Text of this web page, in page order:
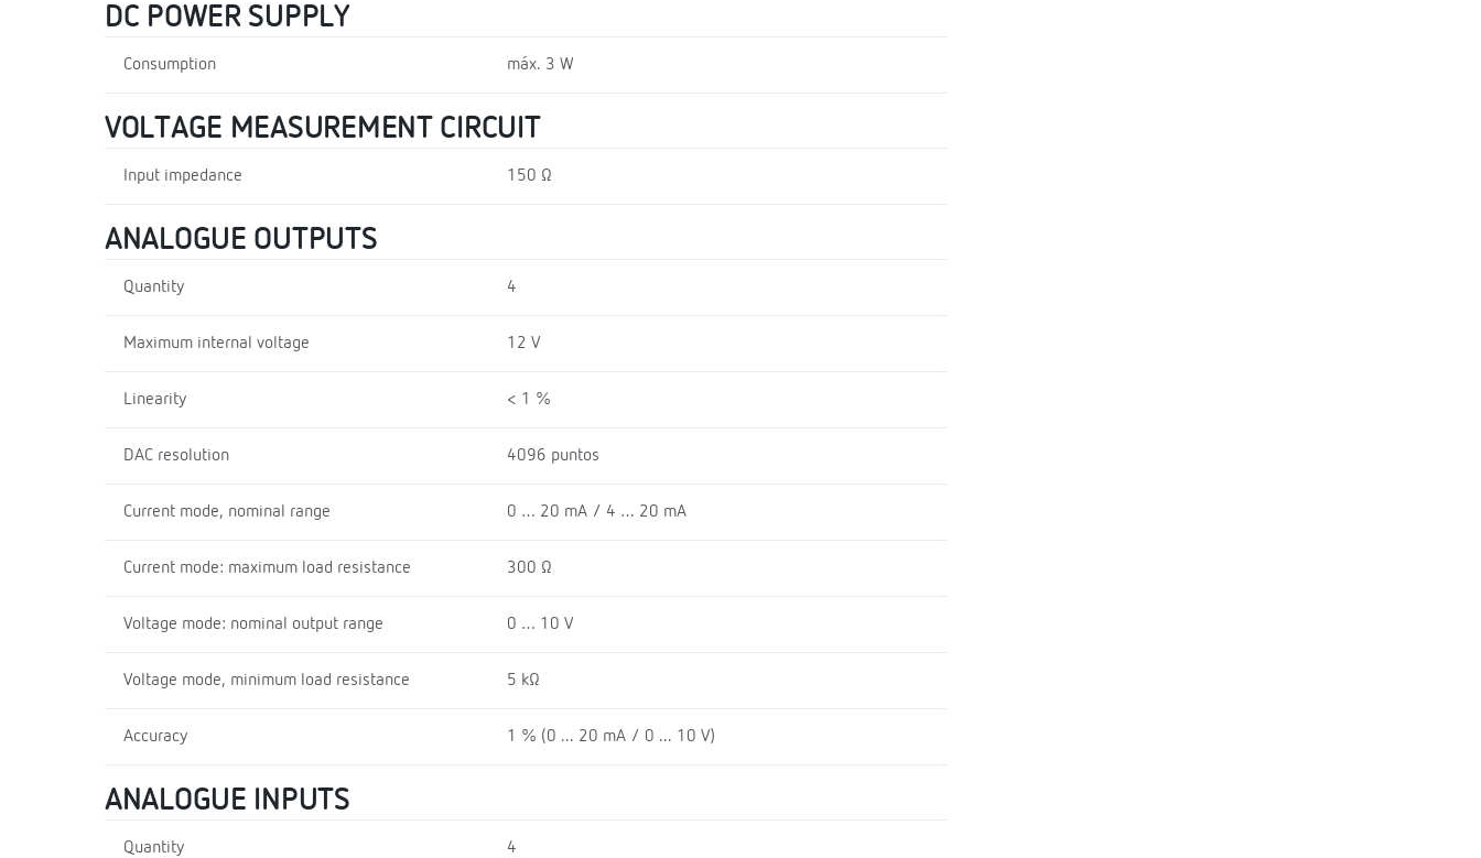
DC POWER SUPPLY
Consumption máx. 3 W
VOLTAGE MEASUREMENT CIRCUIT
Input impedance 150 Ω
ANALOGUE OUTPUTS
Quantity 4
Maximum internal voltage 12 V
Linearity < 1 %
DAC resolution 4096 puntos
Current mode, nominal range 0 … 20 mA / 4 … 20 mA
Current mode: maximum load resistance 300 Ω
Voltage mode: nominal output range 0 … 10 V
Voltage mode, minimum load resistance 5 kΩ
Accuracy 1 % (0 ... 20 mA / 0 ... 10 V)
ANALOGUE INPUTS
Quantity 4